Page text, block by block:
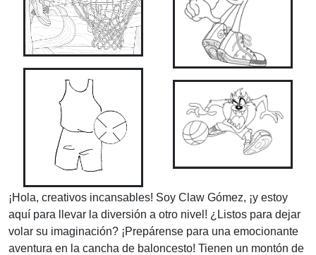
¡Hola, creativos incansables! Soy Claw Gómez, ¡y estoy
aquí para llevar la diversión a otro nivel! ¿Listos para dejar
volar su imaginación? ¡Prepárense para una emocionante
aventura en la cancha de baloncesto! Tienen un montón de